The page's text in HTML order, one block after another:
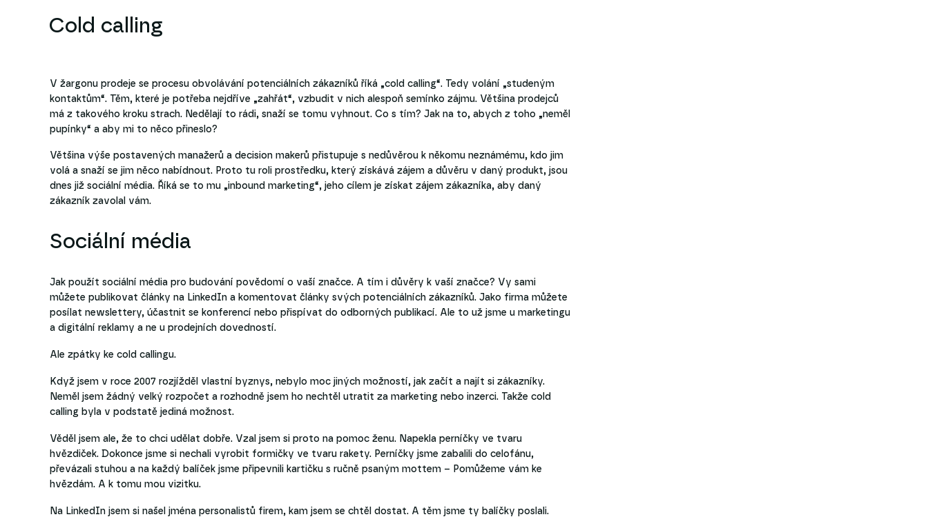
Cold calling
V žargonu prodeje se procesu obvolávání potenciálních zákazníků říká „cold calling“. Tedy volání „studeným
kontaktům“. Těm, které je potřeba nejdříve „zahřát“, vzbudit v nich alespoň semínko zájmu. Většina prodejců
má z takového kroku strach. Nedělají to rádi, snaží se tomu vyhnout. Co s tím? Jak na to, abych z toho „neměl
pupínky“ a aby mi to něco přineslo?
Většina výše postavených manažerů a decision makerů přistupuje s nedůvěrou k někomu neznámému, kdo jim
volá a snaží se jim něco nabídnout. Proto tu roli prostředku, který získává zájem a důvěru v daný produkt, jsou
dnes již sociální média. Říká se to mu „inbound marketing“, jeho cílem je získat zájem zákazníka, aby daný
zákazník zavolal vám.
Sociální média
Jak použít sociální média pro budování povědomí o vaší značce. A tím i důvěry k vaší značce? Vy sami
můžete publikovat články na LinkedIn a komentovat články svých potenciálních zákazníků. Jako firma můžete
posílat newslettery, účastnit se konferencí nebo přispívat do odborných publikací. Ale to už jsme u marketingu
a digitální reklamy a ne u prodejních dovedností.
Ale zpátky ke cold callingu.
Když jsem v roce 2007 rozjížděl vlastní byznys, nebylo moc jiných možností, jak začít a najít si zákazníky.
Neměl jsem žádný velký rozpočet a rozhodně jsem ho nechtěl utratit za marketing nebo inzerci. Takže cold
calling byla v podstatě jediná možnost.
Věděl jsem ale, že to chci udělat dobře. Vzal jsem si proto na pomoc ženu. Napekla perníčky ve tvaru
hvězdiček. Dokonce jsme si nechali vyrobit formičky ve tvaru rakety. Perníčky jsme zabalili do celofánu,
převázali stuhou a na každý balíček jsme připevnili kartičku s ručně psaným mottem – Pomůžeme vám ke
hvězdám. A k tomu mou vizitku.
Na LinkedIn jsem si našel jména personalistů firem, kam jsem se chtěl dostat. A těm jsme ty balíčky poslali.